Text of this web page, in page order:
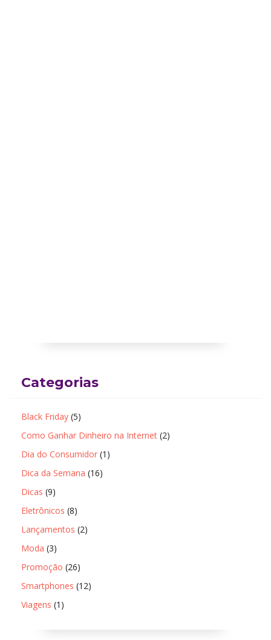
Categorias
Black Friday (5)
Como Ganhar Dinheiro na Internet (2)
Dia do Consumidor (1)
Dica da Semana (16)
Dicas (9)
Eletrônicos (8)
Lançamentos (2)
Moda (3)
Promoção (26)
Smartphones (12)
Viagens (1)